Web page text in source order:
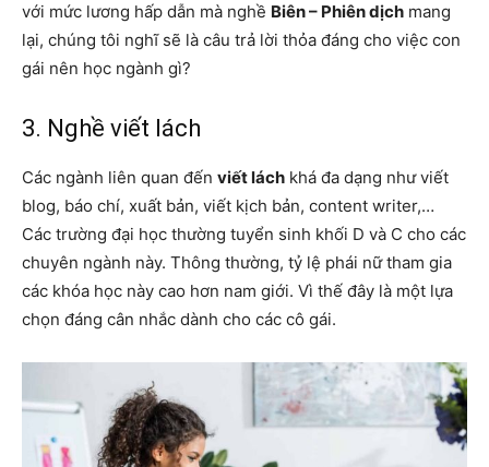
với mức lương hấp dẫn mà nghề Biên – Phiên dịch mang
lại, chúng tôi nghĩ sẽ là câu trả lời thỏa đáng cho việc con
gái nên học ngành gì?
3. Nghề viết lách
Các ngành liên quan đến viết lách khá đa dạng như viết
blog, báo chí, xuất bản, viết kịch bản, content writer,…
Các trường đại học thường tuyển sinh khối D và C cho các
chuyên ngành này. Thông thường, tỷ lệ phái nữ tham gia
các khóa học này cao hơn nam giới. Vì thế đây là một lựa
chọn đáng cân nhắc dành cho các cô gái.